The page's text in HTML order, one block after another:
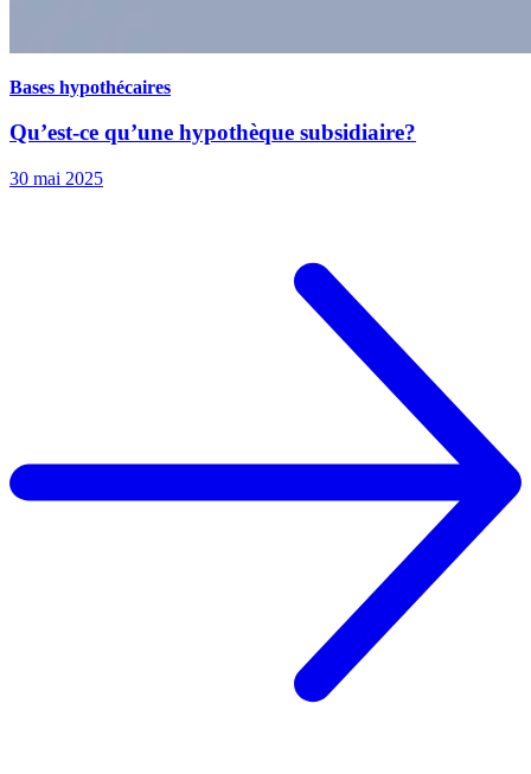
Bases hypothécaires
Qu’est-ce qu’une hypothèque subsidiaire?
30 mai 2025